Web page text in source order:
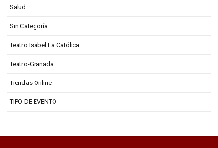
Salud
Sin Categoría
Teatro Isabel La Católica
Teatro-Granada
Tiendas Online
TIPO DE EVENTO